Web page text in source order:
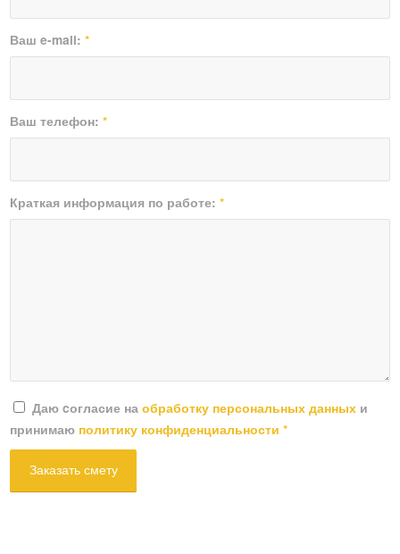
Ваш e-mail:*
Ваш телефон:*
Краткая информация по работе:*
Даю cогласие наобработку персональных данных и
принимаю политику конфиденциальности *